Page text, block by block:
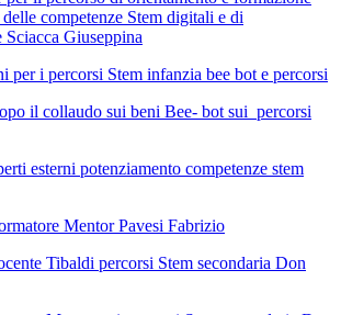
competenze Stem digitali e di
Giuseppina
per i percorsi Stem infanzia bee bot e percorsi
il collaudo sui beni Bee- bot sui percorsi
esterni potenziamento competenze stem
Mentor Pavesi Fabrizio
Tibaldi percorsi Stem secondaria Don